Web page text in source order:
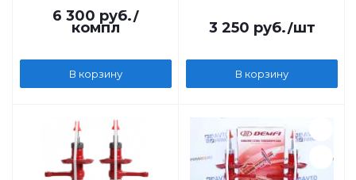
6 300 руб./
компл
В корзину
3 250 руб./шт
В корзину